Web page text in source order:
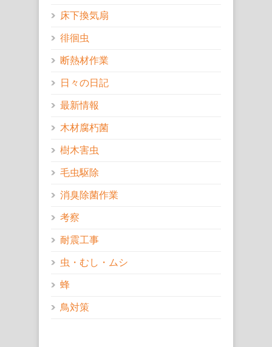
床下換気扇
徘徊虫
断熱材作業
日々の日記
最新情報
木材腐朽菌
樹木害虫
毛虫駆除
消臭除菌作業
考察
耐震工事
虫・むし・ムシ
蜂
鳥対策